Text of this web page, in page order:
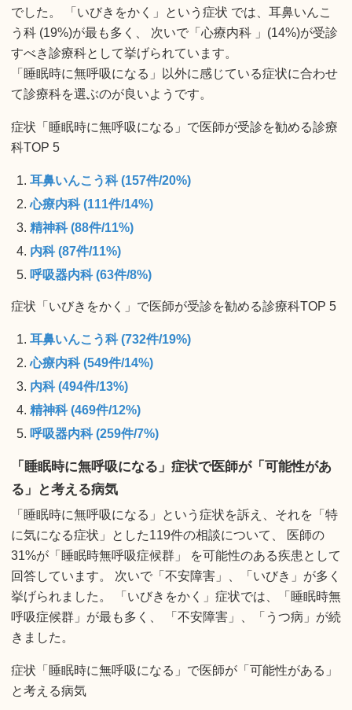
でした。 「いびきをかく」という症状 では、耳鼻いんこ
う科 (19%)が最も多く、 次いで「心療内科 」(14%)が受診
すべき診療科として挙げられています。
「睡眠時に無呼吸になる」以外に感じている症状に合わせ
て診療科を選ぶのが良いようです。
症状「睡眠時に無呼吸になる」で医師が受診を勧める診療
科TOP 5
耳鼻いんこう科 (157件/20%)
心療内科 (111件/14%)
精神科 (88件/11%)
内科 (87件/11%)
呼吸器内科 (63件/8%)
症状「いびきをかく」で医師が受診を勧める診療科TOP 5
耳鼻いんこう科 (732件/19%)
心療内科 (549件/14%)
内科 (494件/13%)
精神科 (469件/12%)
呼吸器内科 (259件/7%)
「睡眠時に無呼吸になる」症状で医師が「可能性があ
る」と考える病気
「睡眠時に無呼吸になる」という症状を訴え、それを「特
に気になる症状」とした119件の相談について、 医師の
31%が「睡眠時無呼吸症候群」 を可能性のある疾患として
回答しています。 次いで「不安障害」、「いびき」が多く
挙げられました。 「いびきをかく」症状では、「睡眠時無
呼吸症候群」が最も多く、 「不安障害」、「うつ病」が続
きました。
症状「睡眠時に無呼吸になる」で医師が「可能性がある」
と考える病気